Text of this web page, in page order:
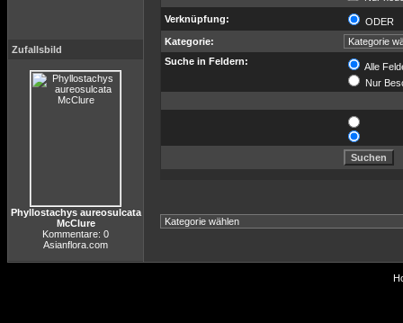
Zufallsbild
Phyllostachys aureosulcata
McClure
Kommentare: 0
Asianflora.com
Verknüpfung:
ODER
Kategorie:
Suche in Feldern:
Alle
Nur